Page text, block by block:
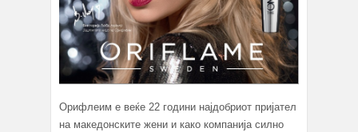
Орифлеим е веќе 22 години најдобриот пријател
на македонските жени и како компанија силно